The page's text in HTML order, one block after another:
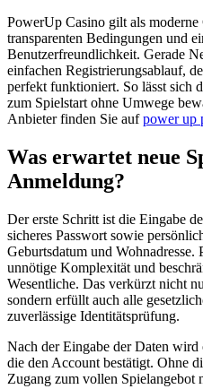
PowerUp Casino gilt als
transparenten Bedingungen und
Benutzerfreundlichkeit. Gerade
einfachen Registrierungsablauf,
perfekt funktioniert. So lässt sich
zum Spielstart ohne Umwege
Anbieter finden Sie aufpower up
Was erwartet neue
Anmeldung?
Der erste Schritt ist die Eingabe
sicheres Passwort sowie
Geburtsdatum und
unnötige Komplexität und
Wesentliche. Das verkürzt nicht
sondern erfüllt auch alle
zuverlässige Identitätsprüfung.
Nach der Eingabe der Daten
die den Account bestätigt. Ohne
Zugang zum vollen Spielangebot